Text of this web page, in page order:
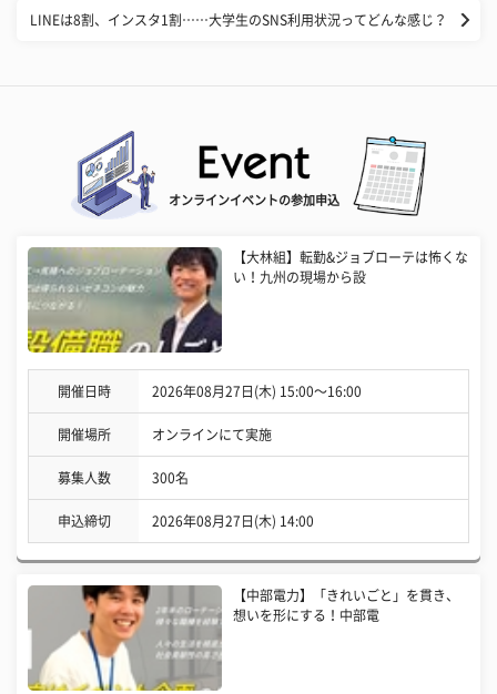
LINEは8割、インスタ1割……大学生のSNS利用状況ってどんな感じ？
オンラインイベントの参加申込
【大林組】転勤&ジョブローテは怖くな
い！九州の現場から設
開催日時 2026年08月27日(木) 15:00〜16:00
開催場所 オンラインにて実施
募集人数 300名
申込締切 2026年08月27日(木) 14:00
【中部電力】「きれいごと」を貫き、
想いを形にする！中部電